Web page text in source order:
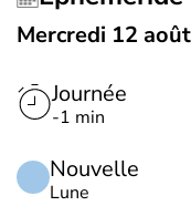
Mercredi 12 août
Journée
-1 min
Nouvelle
Lune